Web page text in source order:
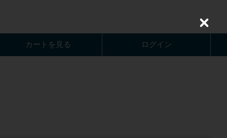
カートを見る ログイン
C
l